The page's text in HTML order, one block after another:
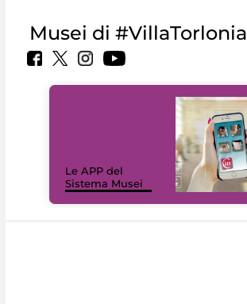
Musei di #VillaTorlonia
Le APP del
Sistema Musei